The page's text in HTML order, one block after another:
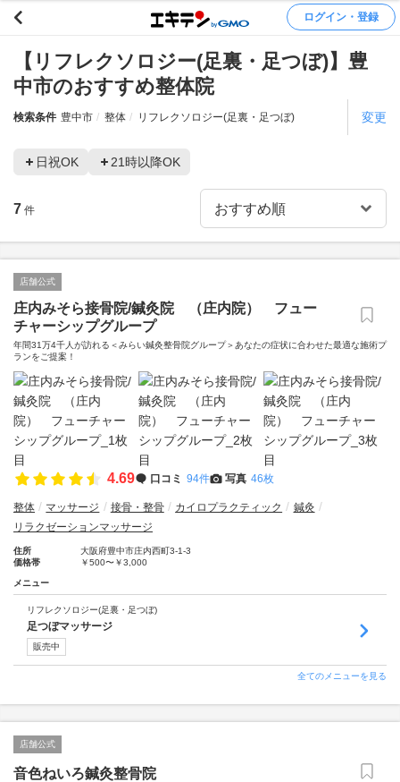
ログイン・登録
【リフレクソロジー(足裏・足つぼ)】豊
中市のおすすめ整体院
検索条件 豊中市 整体 リフレクソロジー(足裏・足つぼ) 変更
日祝OK 21時以降OK
7 件
店舗公式
庄内みそら接骨院/鍼灸院 （庄内院） フュー
チャーシップグループ
年間31万4千人が訪れる＜みらい鍼灸整骨院グループ＞あなたの症状に合わせた最適な施術プ
ランをご提案！
4.69 口コミ 94件 写真 46枚
整体 マッサージ 接骨・整骨 カイロプラクティック
鍼灸
リラクゼーションマッサージ
住所
大阪府豊中市庄内西町3-1-3
価格帯
￥500〜￥3,000
メニュー
リフレクソロジー(足裏・足つぼ)
足つぼマッサージ
販売中
全てのメニューを見る
店舗公式
音色ねいろ鍼灸整骨院